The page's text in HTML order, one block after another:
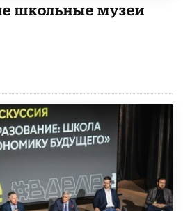
школьные музеи